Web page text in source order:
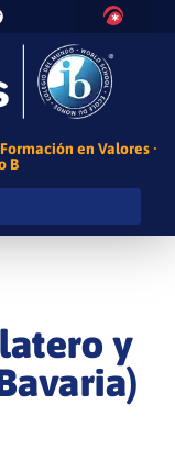
en Valores ·
B
y